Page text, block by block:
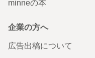
minneの本
企業の方へ
広告出稿について